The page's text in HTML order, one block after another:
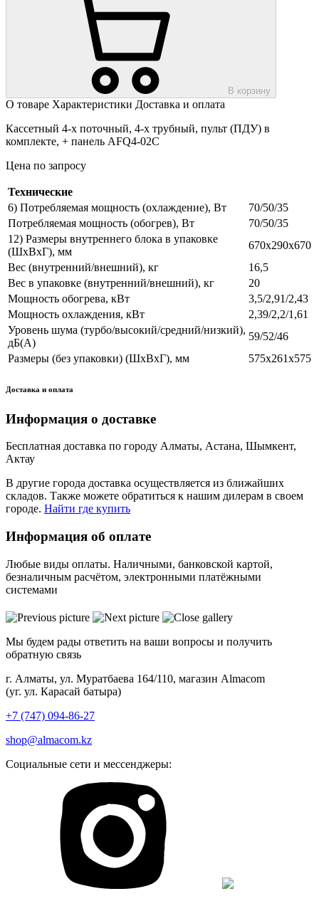
В корзину
О товаре Характеристики Доставка и оплата
Кассетный 4-х поточный, 4-х трубный, пульт (ПДУ) в
комплекте, + панель AFQ4-02C
Цена по запросу
Технические
6) Потребляемая мощность (охлаждение), Вт
70/50/35
Потребляемая мощность (обогрев), Вт
70/50/35
12) Размеры внутреннего блока в упаковке
(ШхВхГ), мм
670х290х670
Вес (внутренний/внешний), кг
16,5
Вес в упаковке (внутренний/внешний), кг
20
Мощность обогрева, кВт
3,5/2,91/2,43
Мощность охлаждения, кВт
2,39/2,2/1,61
Уровень шума (турбо/высокий/средний/низкий),
дБ(А)
59/52/46
Размеры (без упаковки) (ШхВхГ), мм
575х261х575
Доставка и оплата
Информация о доставке
Бесплатная доставка по городу Алматы, Астана, Шымкент,
Актау
В другие города доставка осуществляется из ближайших
складов. Также можете обратиться к нашим дилерам в своем
городе. Найти где купить
Информация об оплате
Любые виды оплаты. Наличными, банковской картой,
безналичным расчётом, электронными платёжными
системами
Мы будем рады ответить на ваши вопросы и получить
обратную связь
г. Алматы, ул. Муратбаева 164/110, магазин Almacom
(уг. ул. Карасай батыра)
+7 (747) 094-86-27
shop@almacom.kz
Социальные сети и мессенджеры: